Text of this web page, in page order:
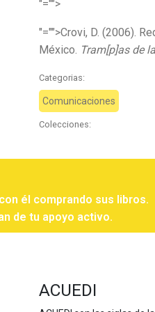
"="">
"="">Crovi, D. (2006).
México. Tram[p]as de
Categorias:
Comunicaciones
Colecciones:
él comprando sus libros.
de tu apoyo activo.
ACUEDI